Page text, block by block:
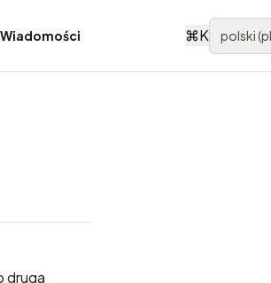
Wiadomości ⌘K polski(pl
druga